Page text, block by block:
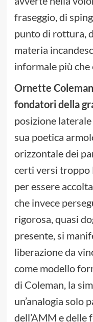
fraseggio, di
punto di rottura,
materia
informale più che
Ornette
fondatori della
posizione
sua poetica
orizzontale dei
certi versi troppo
per essere
che invece
rigorosa, quasi
presente, si
liberazione da
come modello
di Coleman, la
un’analogia solo
dell’AMM e delle